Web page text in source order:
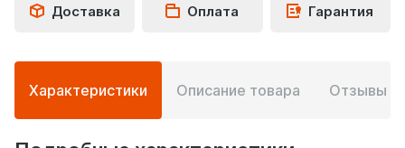
Доставка Оплата Гарантия
Подробная
информация
о
Характеристики Описание товара Отзывы